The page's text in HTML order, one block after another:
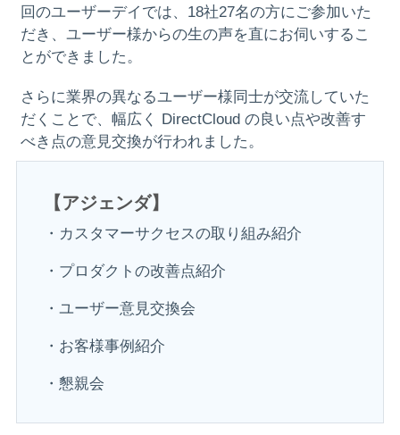
回のユーザーデイでは、18社27名の方にご参加いた
だき、ユーザー様からの生の声を直にお伺いするこ
とができました。
さらに業界の異なるユーザー様同士が交流していた
だくことで、幅広く DirectCloud の良い点や改善す
べき点の意見交換が行われました。
【アジェンダ】
・カスタマーサクセスの取り組み紹介
・プロダクトの改善点紹介
・ユーザー意見交換会
・お客様事例紹介
・懇親会